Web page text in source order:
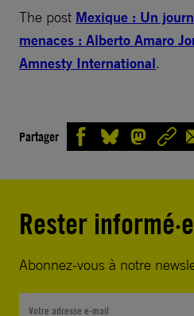
The post Mexique : Un
menaces : Alberto Amaro
Amnesty International.
Partager
Rester informé·e
Abonnez-vous à notre